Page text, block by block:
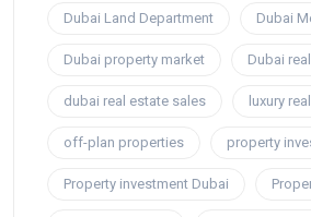
Dubai Land Department Dubai
Dubai property market Dubai
dubai real estate sales luxury
off-plan properties property
Property investment Dubai